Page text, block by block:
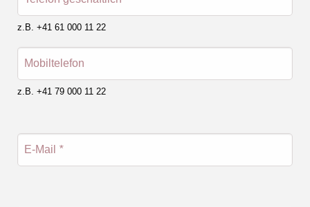
z.B. +41 61 000 11 22
Mobiltelefon
z.B. +41 79 000 11 22
E-Mail *